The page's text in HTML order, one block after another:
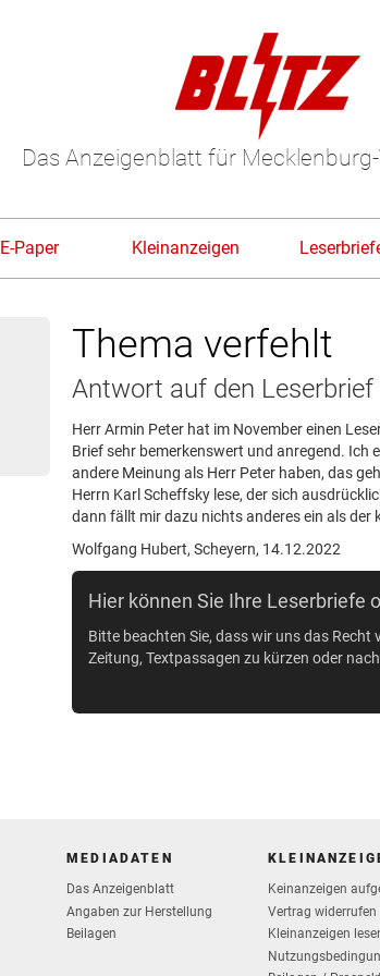
Das Anzeigenblatt für
E-Paper Kleinanzeigen
Thema verfehlt
Antwort auf den Leserbrief
Herr Armin Peter hat im November einen
Brief sehr bemerkenswert und anregend. Ich
andere Meinung als Herr Peter haben, das
Herrn Karl Scheffsky lese, der sich
dann fällt mir dazu nichts anderes ein als der
Wolfgang Hubert, Scheyern, 14.12.2022
Hier können Sie Ihre Leserbriefe
Bitte beachten Sie, dass wir uns das
Zeitung, Textpassagen zu kürzen oder
MEDIADATEN
Das Anzeigenblatt
Angaben zur Herstellung
Beilagen
Keinanzeigen
Vertrag widerrufen
Kleinanzeigen